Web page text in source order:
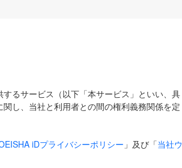
るサービス（以下「本サービス」といい、具
し、当社と利用者との間の権利義務関係を定
iDプライバシーポリシー 」及び「当社ウ